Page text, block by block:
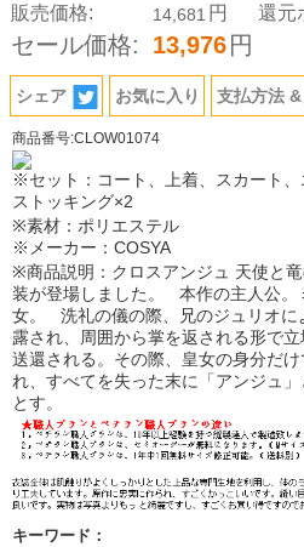
販売価格:
14,681 円 還元
セール価格: 13,976 円
シェア お気に入り 支払方法 &
商品番号:CLOW01074
※セット：コート、上着、スカート、
ストッキング×2
※素材：ポリエステル
※メーカー：COSYA
※商品説明：クロスアンジュ 天使と
装が登場しました。 本作の主人公。
女。 洗礼の儀の際、兄のジュリオに
露され、周囲から掌を返される形で
送還される。その際、皇女の身分だ
れ、すべてを失った末に「アンジュ
とす。
キーワード：